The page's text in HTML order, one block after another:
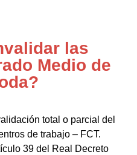
las
Medio de
total o parcial del
de trabajo – FCT.
39 del Real Decreto